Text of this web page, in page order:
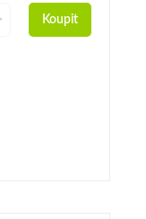
Koupit